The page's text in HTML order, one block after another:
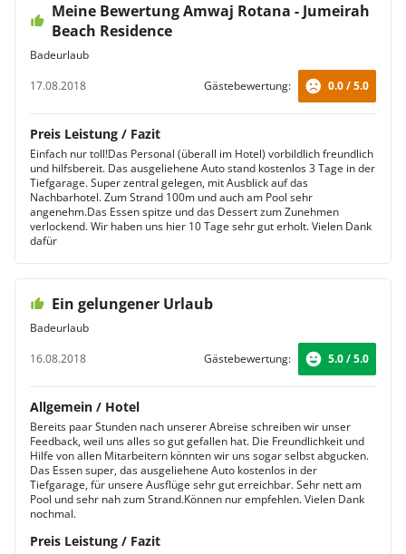
Meine Bewertung Amwaj Rotana - Jumeirah
Beach Residence
Badeurlaub
17.08.2018
Gästebewertung: 0.0 / 5.0
Preis Leistung / Fazit
Einfach nur toll!Das Personal (überall im Hotel) vorbildlich freundlich
und hilfsbereit. Das ausgeliehene Auto stand kostenlos 3 Tage in der
Tiefgarage. Super zentral gelegen, mit Ausblick auf das
Nachbarhotel. Zum Strand 100m und auch am Pool sehr
angenehm.Das Essen spitze und das Dessert zum Zunehmen
verlockend. Wir haben uns hier 10 Tage sehr gut erholt. Vielen Dank
dafür
Ein gelungener Urlaub
Badeurlaub
16.08.2018
Gästebewertung: 5.0 / 5.0
Allgemein / Hotel
Bereits paar Stunden nach unserer Abreise schreiben wir unser
Feedback, weil uns alles so gut gefallen hat. Die Freundlichkeit und
Hilfe von allen Mitarbeitern könnten wir uns sogar selbst abgucken.
Das Essen super, das ausgeliehene Auto kostenlos in der
Tiefgarage, für unsere Ausflüge sehr gut erreichbar. Sehr nett am
Pool und sehr nah zum Strand.Können nur empfehlen. Vielen Dank
nochmal.
Preis Leistung / Fazit